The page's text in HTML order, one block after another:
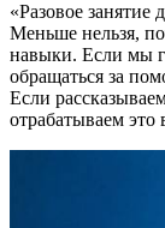
«Разовое занятие
Меньше нельзя,
навыки. Если мы
обращаться за
Если
отрабатываем это